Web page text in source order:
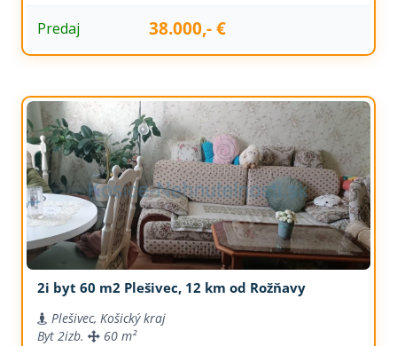
Predaj 38.000,- €
2i byt 60 m2 Plešivec, 12 km od Rožňavy
Plešivec, Košický kraj
Byt 2izb. 60 m²